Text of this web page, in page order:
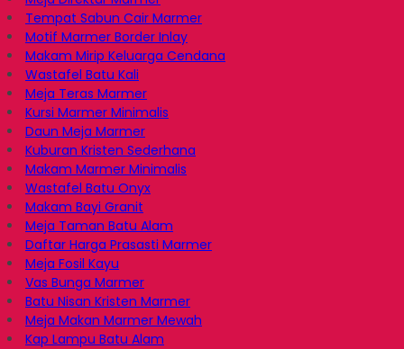
Tempat Sabun Cair Marmer
Motif Marmer Border Inlay
Makam Mirip Keluarga Cendana
Wastafel Batu Kali
Meja Teras Marmer
Kursi Marmer Minimalis
Daun Meja Marmer
Kuburan Kristen Sederhana
Makam Marmer Minimalis
Wastafel Batu Onyx
Makam Bayi Granit
Meja Taman Batu Alam
Daftar Harga Prasasti Marmer
Meja Fosil Kayu
Vas Bunga Marmer
Batu Nisan Kristen Marmer
Meja Makan Marmer Mewah
Kap Lampu Batu Alam